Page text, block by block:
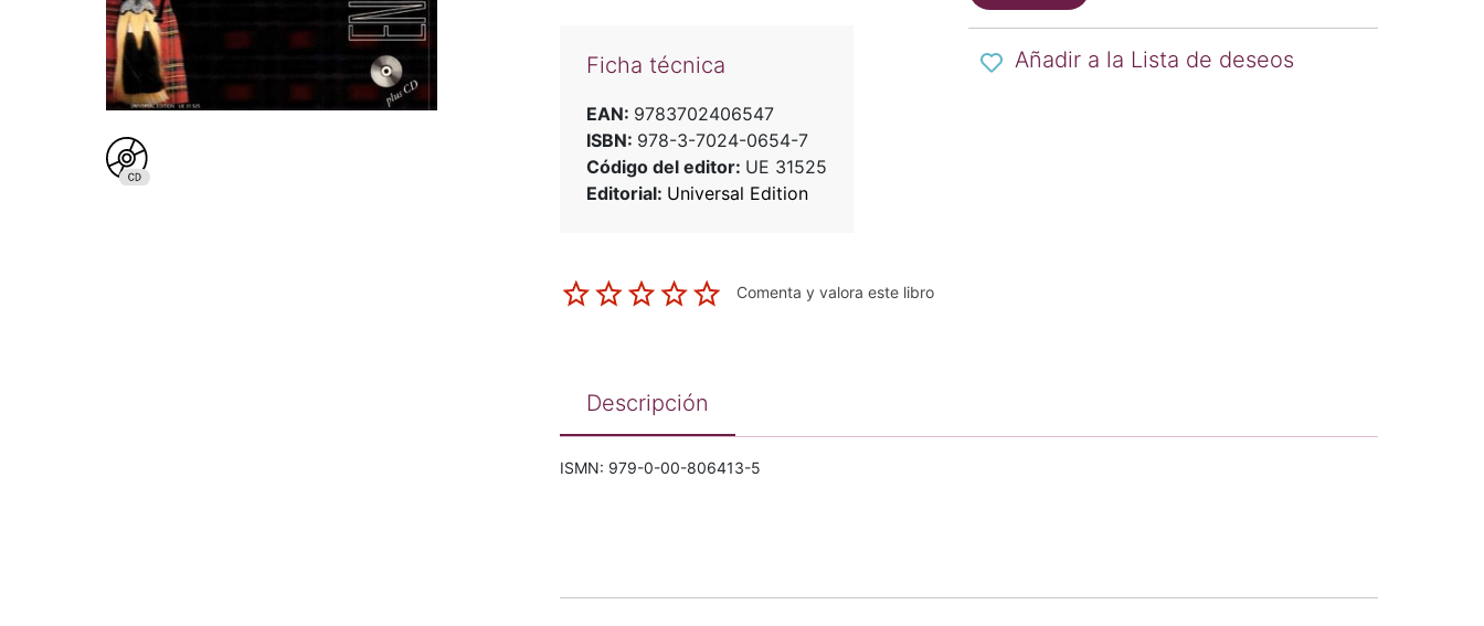
Ficha técnica
EAN: 9783702406547
ISBN: 978-3-7024-0654-7
Código del editor: UE 31525
Editorial: Universal Edition
Comenta y valora este libro
Añadir a la Lista de deseos
Descripción
ISMN: 979-0-00-806413-5